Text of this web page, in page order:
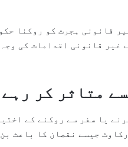
قانونی ہجرت کو روکنا
غیر قانونی اقدامات کی
متاثر کر
یا سفر سے روکنے کے
جیسے نقصان کا باعث